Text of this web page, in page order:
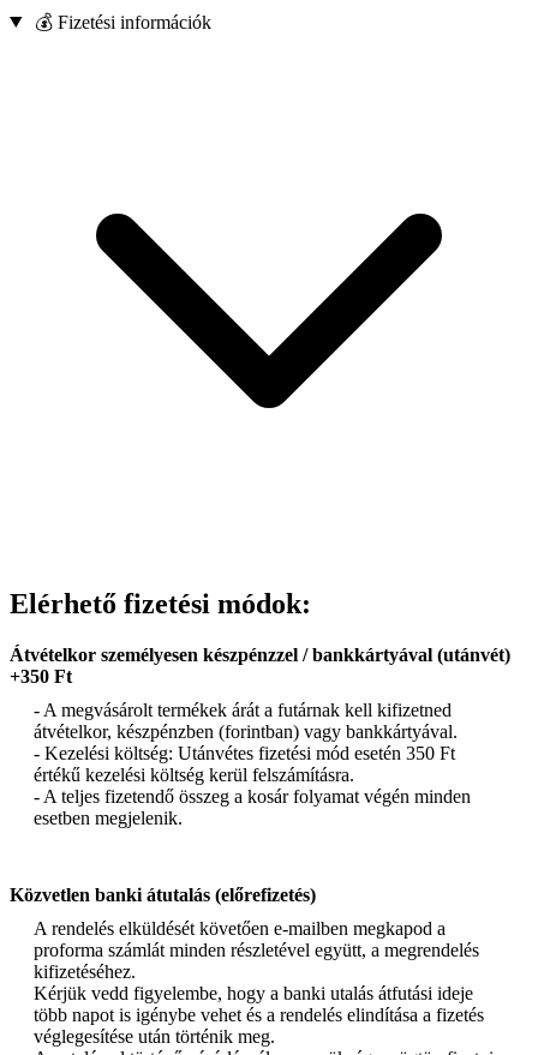
💰 Fizetési információk
Elérhető fizetési módok:
Átvételkor személyesen készpénzzel / bankkártyával (utánvét)
+350 Ft
- A megvásárolt termékek árát a futárnak kell kifizetned
átvételkor, készpénzben (forintban) vagy bankkártyával.
- Kezelési költség: Utánvétes fizetési mód esetén 350 Ft
értékű kezelési költség kerül felszámításra.
- A teljes fizetendő összeg a kosár folyamat végén minden
esetben megjelenik.
Közvetlen banki átutalás (előrefizetés)
A rendelés elküldését követően e-mailben megkapod a
proforma számlát minden részletével együtt, a megrendelés
kifizetéséhez.
Kérjük vedd figyelembe, hogy a banki utalás átfutási ideje
több napot is igénybe vehet és a rendelés elindítása a fizetés
véglegesítése után történik meg.